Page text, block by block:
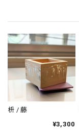
枡 / 藤
¥3,300